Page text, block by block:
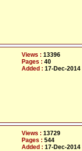
Views : 13396
Pages : 40
Added : 17-Dec-2014
Views : 13729
Pages : 544
Added : 17-Dec-2014